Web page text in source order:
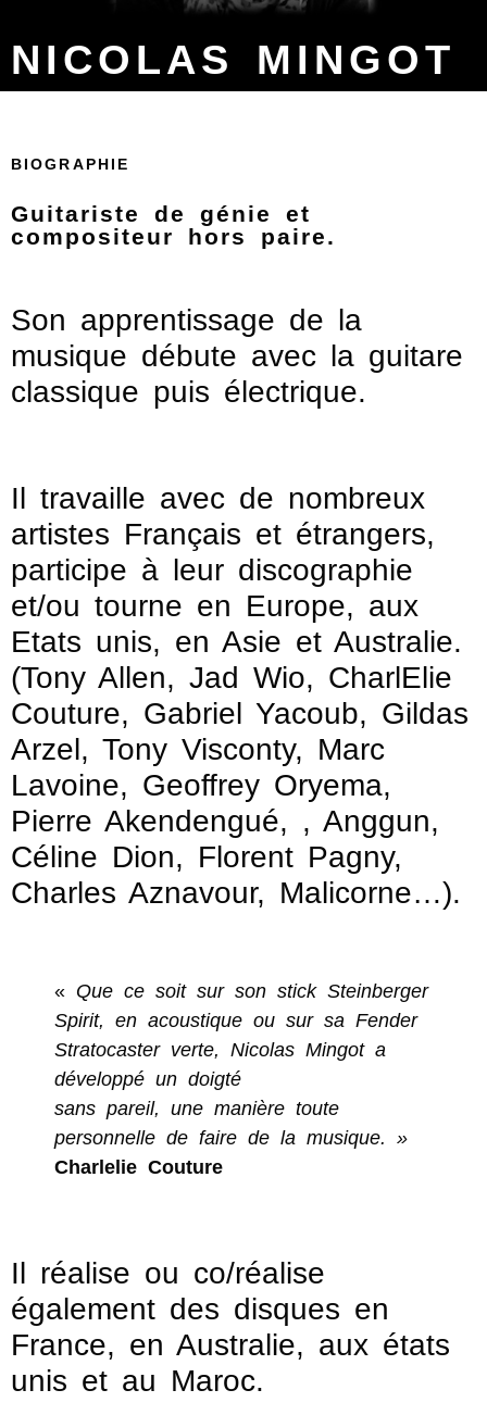
NICOLAS MINGOT
BIOGRAPHIE
Guitariste de génie et
compositeur hors paire.
Son apprentissage de la
musique débute avec la guitare
classique puis électrique.
Il travaille avec de nombreux
artistes Français et étrangers,
participe à leur discographie
et/ou tourne en Europe, aux
Etats unis, en Asie et Australie.
(Tony Allen, Jad Wio, CharlElie
Couture, Gabriel Yacoub, Gildas
Arzel, Tony Visconty, Marc
Lavoine, Geoffrey Oryema,
Pierre Akendengué, , Anggun,
Céline Dion, Florent Pagny,
Charles Aznavour, Malicorne…).
« Que ce soit sur son stick Steinberger
Spirit, en acoustique ou sur sa Fender
Stratocaster verte, Nicolas Mingot a
développé un doigté
sans pareil, une manière toute
personnelle de faire de la musique. »
Charlelie Couture
Il réalise ou co/réalise
également des disques en
France, en Australie, aux états
unis et au Maroc.